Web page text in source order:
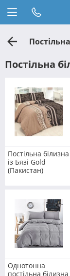
Постільна
Постільна білизна
із Бязі Gold
(Пакистан)
Однотонна
постільна білизна